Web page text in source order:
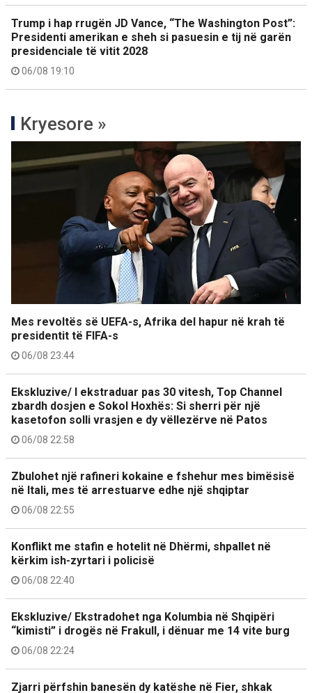
Trump i hap rrugën JD Vance, “The Washington Post”:
Presidenti amerikan e sheh si pasuesin e tij në garën
presidenciale të vitit 2028
06/08 19:10
Kryesore »
Mes revoltës së UEFA-s, Afrika del hapur në krah të
presidentit të FIFA-s
06/08 23:44
Ekskluzive/ I ekstraduar pas 30 vitesh, Top Channel
zbardh dosjen e Sokol Hoxhës: Si sherri për një
kasetofon solli vrasjen e dy vëllezërve në Patos
06/08 22:58
Zbulohet një rafineri kokaine e fshehur mes bimësisë
në Itali, mes të arrestuarve edhe një shqiptar
06/08 22:55
Konflikt me stafin e hotelit në Dhërmi, shpallet në
kërkim ish-zyrtari i policisë
06/08 22:40
Ekskluzive/ Ekstradohet nga Kolumbia në Shqipëri
“kimisti” i drogës në Frakull, i dënuar me 14 vite burg
06/08 22:24
Zjarri përfshin banesën dy katëshe në Fier, shkak